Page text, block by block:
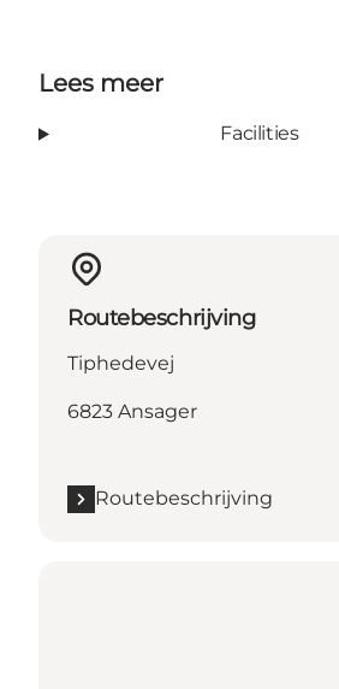
Lees meer
Facilities
Routebeschrijving
Tiphedevej
6823 Ansager
Routebeschrijving